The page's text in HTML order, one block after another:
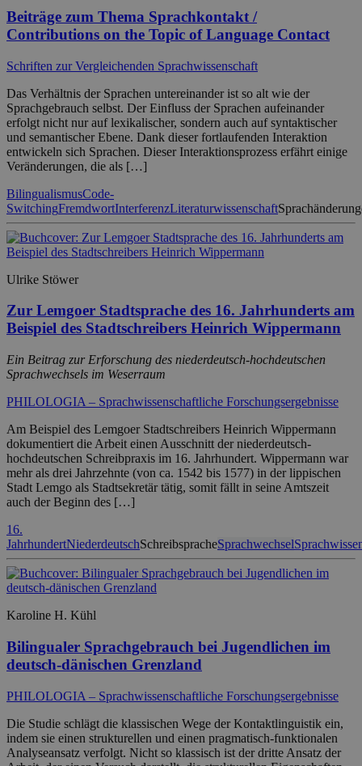
Beiträge zum Thema Sprachkontakt /
Contributions on the Topic of Language Contact
Schriften zur Vergleichenden Sprachwissenschaft
Das Verhältnis der Sprachen untereinander ist so alt wie der
Sprachgebrauch selbst. Der Einfluss der Sprachen aufeinander
erfolgt nicht nur auf lexikalischer, sondern auch auf syntaktischer
und semantischer Ebene. Dank dieser fortlaufenden Interaktion
entwickeln sich Sprachen. Dieser Interaktionsprozess erfährt einige
Veränderungen, die als […]
BilingualismusCode-
SwitchingFremdwortInterferenzLiteraturwissenschaft
Ulrike Stöwer
Zur Lemgoer Stadtsprache des 16. Jahrhunderts am
Beispiel des Stadtschreibers Heinrich Wippermann
Ein Beitrag zur Erforschung des niederdeutsch-hochdeutschen
Sprachwechsels im Weserraum
PHILOLOGIA – Sprachwissenschaftliche Forschungsergebnisse
Am Beispiel des Lemgoer Stadtschreibers Heinrich Wippermann
dokumentiert die Arbeit einen Ausschnitt der niederdeutsch-
hochdeutschen Schreibpraxis im 16. Jahrhundert. Wippermann war
mehr als drei Jahrzehnte (von ca. 1542 bis 1577) in der lippischen
Stadt Lemgo als Stadtsekretär tätig, somit fällt in seine Amtszeit
auch der Beginn des […]
16.
JahrhundertNiederdeutschSchreibspracheSprachwechsel
Karoline H. Kühl
Bilingualer Sprachgebrauch bei Jugendlichen im
deutsch-dänischen Grenzland
PHILOLOGIA – Sprachwissenschaftliche Forschungsergebnisse
Die Studie schlägt die klassischen Wege der Kontaktlinguistik ein,
indem sie einen strukturellen und einen pragmatisch-funktionalen
Analyseansatz verfolgt. Nicht so klassisch ist der dritte Ansatz der